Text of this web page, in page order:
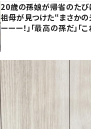
20歳の孫娘が帰省のたび
祖母が見つけた“まさか
ーーー！」「最高の孫だ」「